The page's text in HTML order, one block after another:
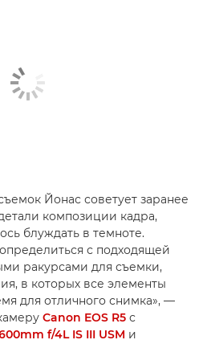
Йонас советует заранее
композиции кадра,
блуждать в темноте.
с подходящей
ракурсами для съемки,
в которых все элементы
для отличного снимка», —
Canon EOS R5 с
f/4L IS III USM и